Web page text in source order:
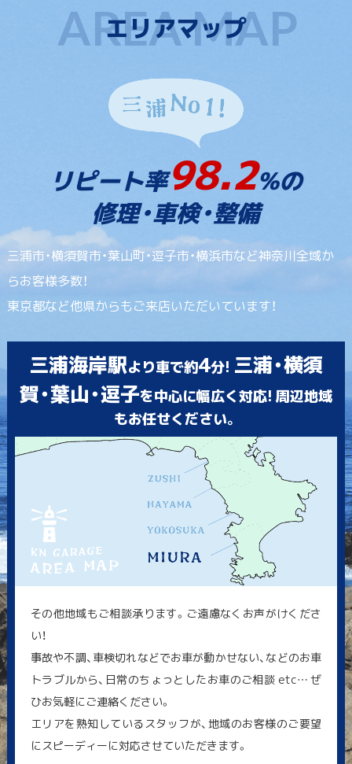
エリアマップ
リピート率98.2%の
修理・車検・整備
三浦市・横須賀市・葉山町・逗子市・横浜市など神奈川全域か
らお客様多数！
東京都など他県からもご来店いただいています！
三浦海岸駅より車で約4分! 三浦・横須
賀・葉山・逗子を中心に幅広く対応! 周辺地域
もお任せください。
その他地域もご相談承ります。ご遠慮なくお声がけくださ
い！
事故や不調、車検切れなどでお車が動かせない、などのお車
トラブルから、日常のちょっとしたお車のご相談 etc… ぜ
ひお気軽にご連絡ください。
エリアを熟知しているスタッフが、地域のお客様のご要望
にスピーディーに対応させていただきます。